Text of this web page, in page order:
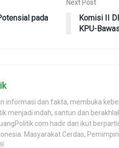
pada
Next Post
Komisi II
KPU-
informasi dan fakta, membuka
menjadi indah, santun dan
hadir dan ikut
Masyarakat Cerdas,